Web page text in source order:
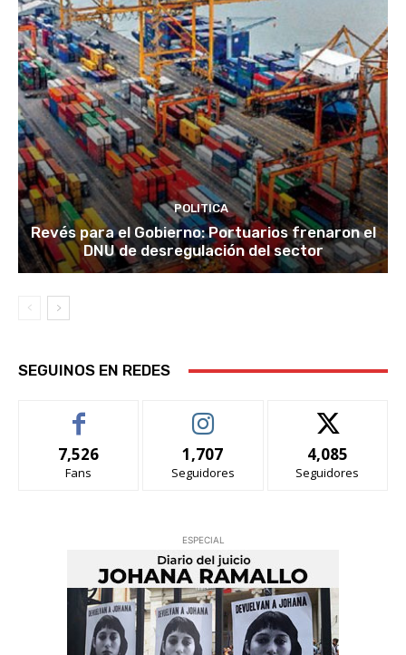
POLITICA
Revés para el Gobierno: Portuarios frenaron el
DNU de desregulación del sector
SEGUINOS EN REDES
7,526
Fans
1,707
Seguidores
4,085
Seguidores
ESPECIAL